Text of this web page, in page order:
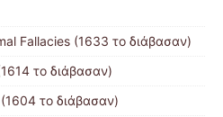
Fallacies (1633 το διάβασαν)
το διάβασαν)
το διάβασαν)